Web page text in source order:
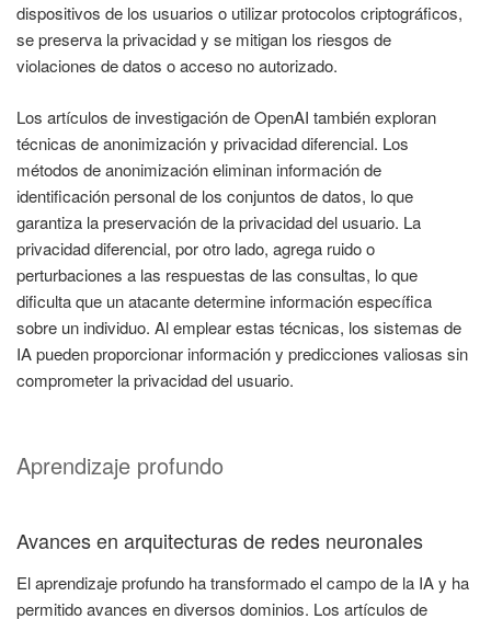
dispositivos de los usuarios o utilizar protocolos criptográficos,
se preserva la privacidad y se mitigan los riesgos de
violaciones de datos o acceso no autorizado.
Los artículos de investigación de OpenAI también exploran
técnicas de anonimización y privacidad diferencial. Los
métodos de anonimización eliminan información de
identificación personal de los conjuntos de datos, lo que
garantiza la preservación de la privacidad del usuario. La
privacidad diferencial, por otro lado, agrega ruido o
perturbaciones a las respuestas de las consultas, lo que
dificulta que un atacante determine información específica
sobre un individuo. Al emplear estas técnicas, los sistemas de
IA pueden proporcionar información y predicciones valiosas sin
comprometer la privacidad del usuario.
Aprendizaje profundo
Avances en arquitecturas de redes neuronales
El aprendizaje profundo ha transformado el campo de la IA y ha
permitido avances en diversos dominios. Los artículos de